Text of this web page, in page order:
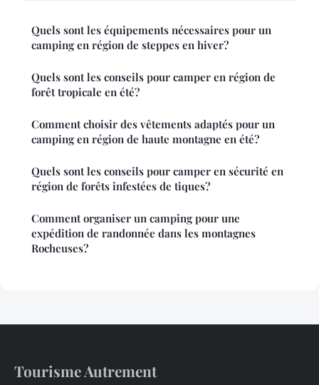
Quels sont les équipements nécessaires pour un
camping en région de steppes en hiver?
Quels sont les conseils pour camper en région de
forêt tropicale en été?
Comment choisir des vêtements adaptés pour un
camping en région de haute montagne en été?
Quels sont les conseils pour camper en sécurité en
région de forêts infestées de tiques?
Comment organiser un camping pour une
expédition de randonnée dans les montagnes
Rocheuses?
Tourisme Autrement